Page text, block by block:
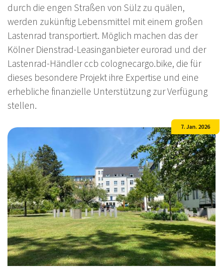
durch die engen Straßen von Sülz zu quälen,
werden zukünftig Lebensmittel mit einem großen
Lastenrad transportiert. Möglich machen das der
Kölner Dienstrad-Leasinganbieter eurorad und der
Lastenrad-Händler ccb colognecargo.bike, die für
dieses besondere Projekt ihre Expertise und eine
erhebliche finanzielle Unterstützung zur Verfügung
stellen.
7. Jan. 2026